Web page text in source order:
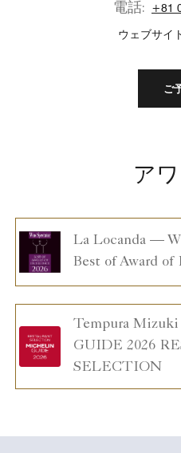
電話: +81
ウェブサイ
ご
ア
La Locanda —
Best of Award of
Tempura
GUIDE 2026
SELECTION